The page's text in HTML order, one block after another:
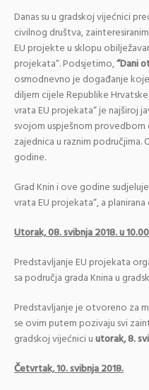
Danas su u gradskoj vijećnici
civilnog društva,
EU projekte u sklopu
projekata“. Podsjetimo,“Dani
osmodnevno je događanje
diljem cijele Republike
vrata EU projekata“ je najširoj
svojom uspješnom
zajednica u raznim područjima.
godine.
Grad Knin i ove godine
vrata EU projekata“, a
Utorak, 08. svibnja 2018. u
Predstavljanje EU projekata
sa područja grada Knina u
Predstavljanje je otvoreno za
se ovim putem pozivaju svi
gradskoj vijećnici uutorak, 8.
Četvrtak, 10. svibnja 2018.